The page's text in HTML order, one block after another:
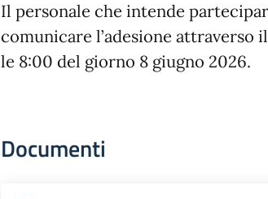
Il personale che intende
comunicare l’adesione attraverso
le 8:00 del giorno 8 giugno 2026.
Documenti